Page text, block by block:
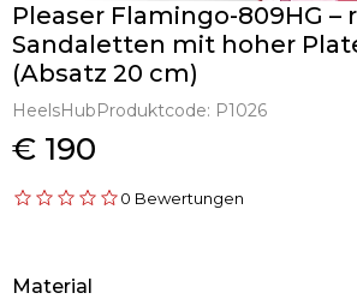
Pleaser Flamingo-809HG –
Sandaletten mit hoher
(Absatz 20 cm)
HeelsHubProduktcode: P1026
€ 190
0 Bewertungen
Material